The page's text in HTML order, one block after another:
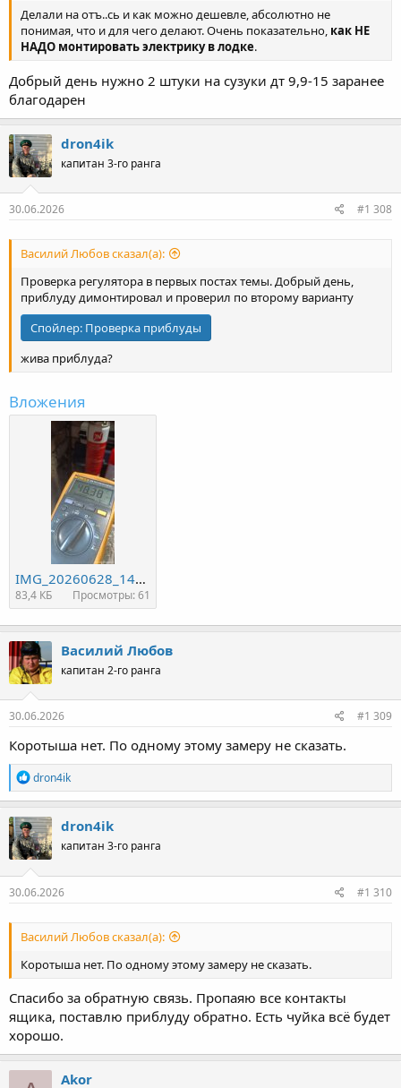
Делали на отъ..сь и как можно дешевле, абсолютно не
понимая, что и для чего делают. Очень показательно, как НЕ
НАДО монтировать электрику в лодке.
Добрый день нужно 2 штуки на сузуки дт 9,9-15 заранее
благодарен
dron4ik
капитан 3-го ранга
30.06.2026 #1 308
Василий Любов сказал(а):
Проверка регулятора в первых постах темы. Добрый день,
приблуду димонтировал и проверил по второму варианту
Спойлер: Проверка приблуды
жива приблуда?
Вложения
IMG_20260628_140338.jpg
83,4 КБ Просмотры: 61
Василий Любов
капитан 2-го ранга
30.06.2026 #1 309
Коротыша нет. По одному этому замеру не сказать.
Р
е
а
к
ц
и
и
:
dron4ik
dron4ik
капитан 3-го ранга
30.06.2026 #1 310
Василий Любов сказал(а):
Коротыша нет. По одному этому замеру не сказать.
Спасибо за обратную связь. Пропаяю все контакты
ящика, поставлю приблуду обратно. Есть чуйка всё будет
хорошо.
Akor